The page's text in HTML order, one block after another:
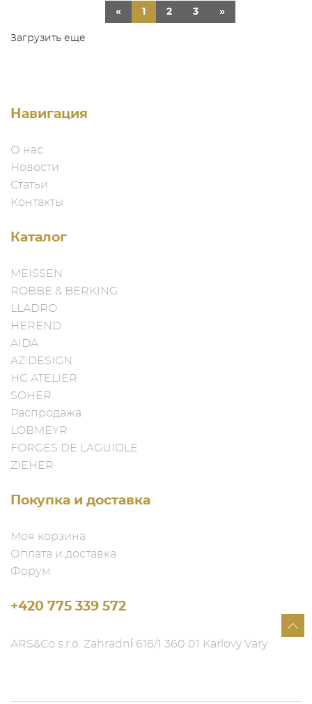
« 1 2 3 »
Загрузить еще
Навигация
О нас
Новости
Статьи
Контакты
Каталог
MEISSEN
ROBBE & BERKING
LLADRO
HEREND
AIDA
AZ DESIGN
HG ATELIER
SOHER
Распродажа
LOBMEYR
FORGES DE LAGUIOLE
ZIEHER
Покупка и доставка
Моя корзина
Оплата и доставка
Форум
+420 775 339 572
ARS&Co s.r.o. Zahradní 616/1 360 01 Karlovy Vary